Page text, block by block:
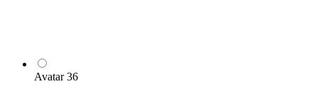
Avatar 36